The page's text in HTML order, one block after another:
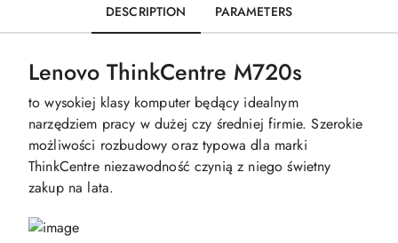
DESCRIPTION PARAMETERS
Lenovo ThinkCentre M720s
to wysokiej klasy komputer będący idealnym
narzędziem pracy w dużej czy średniej firmie. Szerokie
możliwości rozbudowy oraz typowa dla marki
ThinkCentre niezawodność czynią z niego świetny
zakup na lata.